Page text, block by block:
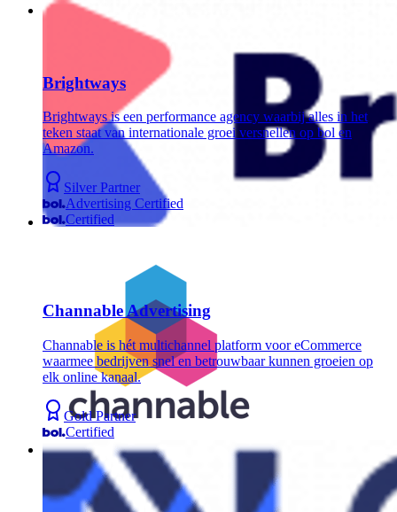
Brightways
Brightways is een performance agency waarbij alles in het
teken staat van internationale groei versnellen op bol en
Amazon.
Silver Partner
Advertising Certified
Certified
Channable Advertising
Channable is hét multichannel platform voor eCommerce
waarmee bedrijven snel en betrouwbaar kunnen groeien op
elk online kanaal.
Gold Partner
Certified